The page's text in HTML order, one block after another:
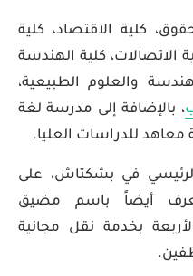
كلية الاقتصاد، كلية
الاتصالات، كلية الهندسة
والعلوم الطبيعية،
، بالإضافة إلى مدرسة لغة
معاهد للدراسات العليا.
في بشكتاش، على
أيضاً باسم مضيق
بخدمة نقل مجانية